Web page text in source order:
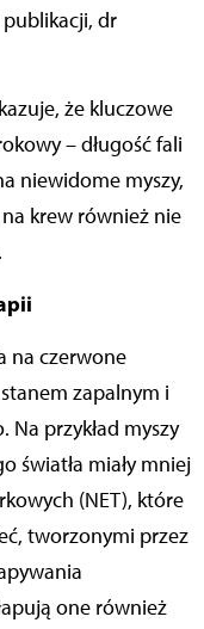
publikacji, dr
że kluczowe
– długość fali
niewidome myszy,
krew również nie
na czerwone
zapalnym i
przykład myszy
światła miały mniej
(NET), które
tworzonymi przez
one również